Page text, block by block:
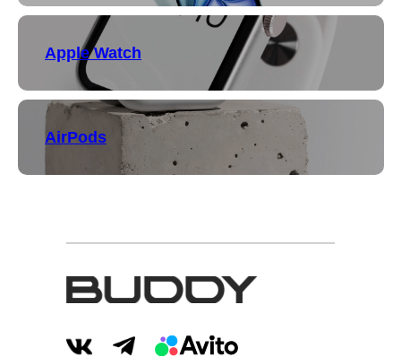
Apple Watch
AirPods